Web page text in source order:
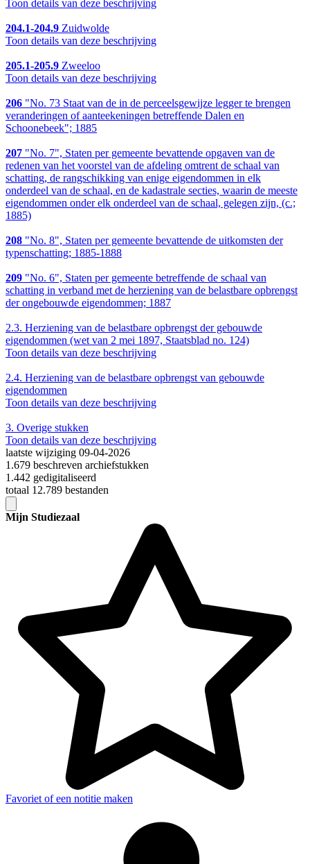
Toon details van deze beschrijving
204.1-204.9 Zuidwolde
Toon details van deze beschrijving
205.1-205.9 Zweeloo
Toon details van deze beschrijving
206 "No. 73 Staat van de in de perceelsgewijze legger te brengen
veranderingen of aanteekeningen betreffende Dalen en
Schoonebeek"; 1885
207 "No. 7", Staten per gemeente bevattende opgaven van de
redenen van het voorstel van de afdeling omtrent de schaal van
schatting, de rangschikking van enige eigendommen in elk
onderdeel van de schaal, en de kadastrale secties, waarin de meeste
eigendommen onder elk onderdeel van de schaal, gelegen zijn, (c.;
1885)
208 "No. 8", Staten per gemeente bevattende de uitkomsten der
typenschatting; 1885-1888
209 "No. 6", Staten per gemeente betreffende de schaal van
schatting in verband met de herziening van de belastbare opbrengst
der ongebouwde eigendommen; 1887
2.3. Herziening van de belastbare opbrengst der gebouwde
eigendommen (wet van 2 mei 1897, Staatsblad no. 124)
Toon details van deze beschrijving
2.4. Herziening van de belastbare opbrengst van gebouwde
eigendommen
Toon details van deze beschrijving
3. Overige stukken
Toon details van deze beschrijving
laatste wijziging 09-04-2026
1.679 beschreven archiefstukken
1.442 gedigitaliseerd
totaal 12.789 bestanden
Mijn Studiezaal
Favoriet of een notitie maken